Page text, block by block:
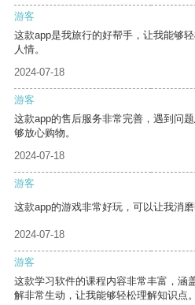
游客
这款app是我旅行的好帮手，让我能够
人情。
2024-07-18
游客
这款app的售后服务非常完善，遇到问
够放心购物。
2024-07-18
游客
这款app的游戏非常好玩，可以让我消磨
2024-07-18
游客
这款学习软件的课程内容非常丰富，涵
解非常生动，让我能够轻松理解知识点。